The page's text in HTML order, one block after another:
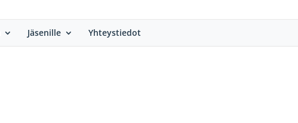
Jäsenille Yhteystiedot